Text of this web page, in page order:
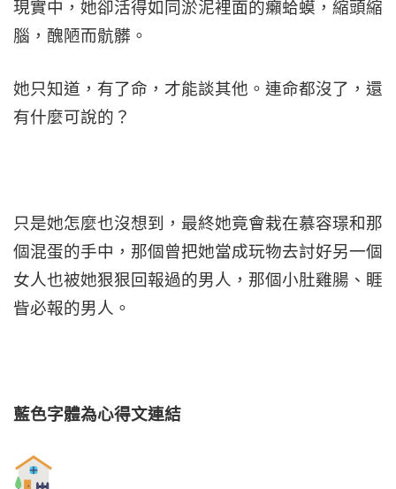
現實中，她卻活得如同淤泥裡面的癩蛤蟆，縮頭縮
腦，醜陋而骯髒。
她只知道，有了命，才能談其他。連命都沒了，還
有什麼可說的？
只是她怎麼也沒想到，最終她竟會栽在慕容璟和那
個混蛋的手中，那個曾把她當成玩物去討好另一個
女人也被她狠狠回報過的男人，那個小肚雞腸、睚
眥必報的男人。
藍色字體為心得文連結